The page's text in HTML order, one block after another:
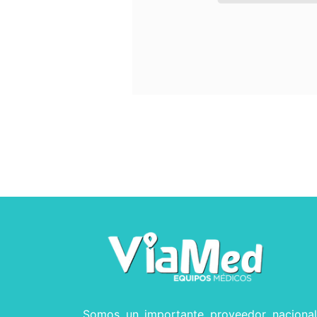
Somos un importante proveedor